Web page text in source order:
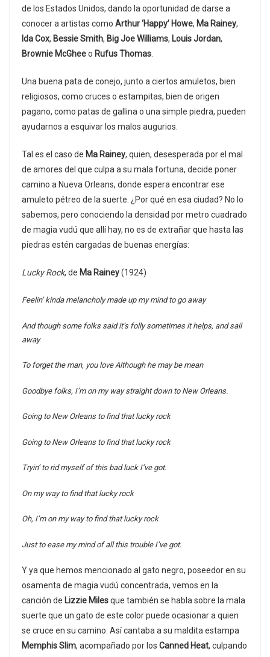
de los Estados Unidos, dando la oportunidad de darse a
conocer a artistas como Arthur ‘Happy’ Howe, Ma Rainey,
Ida Cox, Bessie Smith, Big Joe Williams, Louis Jordan,
Brownie McGheeo Rufus Thomas
Una buena pata de conejo, junto a ciertos amuletos, bien
religiosos, como cruces o estampitas, bien de origen
pagano, como patas de gallina o una simple piedra, pueden
ayudarnos a esquivar los malos augurios.
Tal es el caso de Ma Rainey, quien, desesperada por el mal
de amores del que culpa a su mala fortuna, decide poner
camino a Nueva Orleans, donde espera encontrar ese
amuleto pétreo de la suerte. ¿Por qué en esa ciudad? No lo
sabemos, pero conociendo la densidad por metro cuadrado
de magia vudú que allí hay, no es de extrañar que hasta las
piedras estén cargadas de buenas energías:
Lucky Rock, de Ma Rainey(1924)
Feelin’ kinda melancholy made up my mind to go away
And though some folks said it’s folly sometimes it helps, and sail
away
To forget the man, you love Although he may be mean
Goodbye folks, I’m on my way straight down to New Orleans.
Going to New Orleans to find that lucky rock
Going to New Orleans to find that lucky rock
Tryin’ to rid myself of this bad luck I’ve got.
On my way to find that lucky rock
Oh, I’m on my way to find that lucky rock
Just to ease my mind of all this trouble I’ve got.
Y ya que hemos mencionado al gato negro, poseedor en su
osamenta de magia vudú concentrada, vemos en la
canción de Lizzie Milesque también se habla sobre la mala
suerte que un gato de este color puede ocasionar a quien
se cruce en su camino. Así cantaba a su maldita estampa
Memphis Slim, acompañado por los Canned Heat, culpando